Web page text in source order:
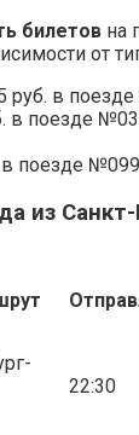
билетов на
от
руб. в
в поезде
в поезде
из
22:30